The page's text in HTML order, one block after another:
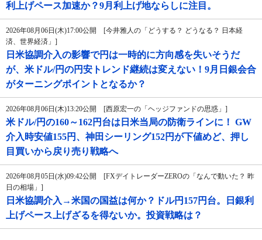
利上げペース加速か？9月利上げ地ならしに注目。
2026年08月06日(木)17:00公開 [今井雅人の「どうする？ どうなる？ 日本経
済、世界経済」]
日米協調介入の影響で円は一時的に方向感を失いそうだ
が、米ドル/円の円安トレンド継続は変えない！9月日銀会合
がターニングポイントとなるか？
2026年08月06日(木)13:20公開 [西原宏一の「ヘッジファンドの思惑」]
米ドル/円の160～162円台は日米当局の防衛ラインに！ GW
介入時安値155円、神田シーリング152円が下値めど、押し
目買いから戻り売り戦略へ
2026年08月05日(水)09:42公開 [FXデイトレーダーZEROの「なんで動いた？ 昨
日の相場」]
日米協調介入→米国の国益は何か？ドル円157円台。日銀利
上げペース上げざるを得ないか。投資戦略は？